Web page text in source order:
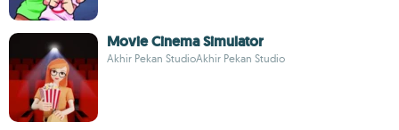
Movie Cinema Simulator
Akhir Pekan StudioAkhir Pekan Studio